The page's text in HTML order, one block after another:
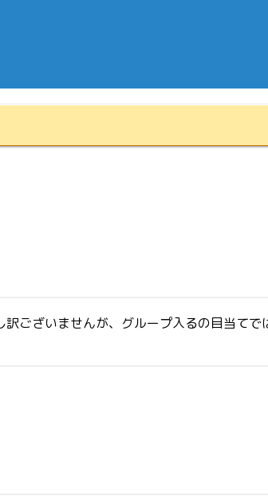
ございませんが、グループ入るの目当てで